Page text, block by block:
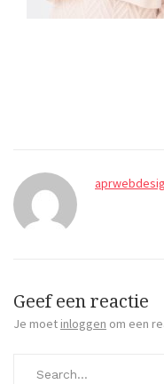
Geef een reactie
Je moet inloggen om een